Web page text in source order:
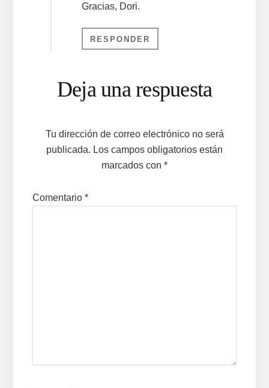
Gracias, Dori.
RESPONDER
Deja una respuesta
Tu dirección de correo electrónico no será
publicada. Los campos obligatorios están
marcados con *
Comentario *